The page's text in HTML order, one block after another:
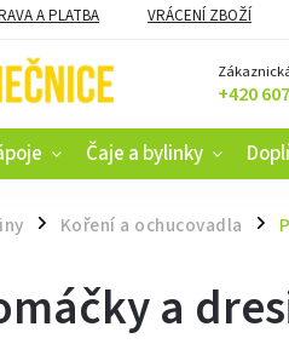
A PLATBA VRÁCENÍ ZBOŽÍ
+420
Čaje a bylinky
/ Koření a ochucovadla /
a